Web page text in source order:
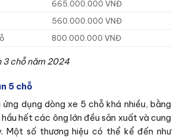
665.000.000 VNĐ
560.000.000 VNĐ
800.000.000 VNĐ
3 chỗ năm 2024
5 chỗ
dụng dòng xe 5 chỗ khá nhiều, bằng
hết các ông lớn đều sản xuất và cung
Một số thương hiệu có thể kể đến như